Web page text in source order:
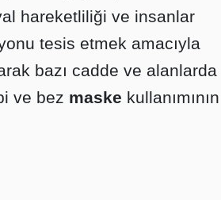
hareketliliği ve insanlar
tesis etmek amacıyla
bazı cadde ve alanlarda
ve bez maske kullanımının